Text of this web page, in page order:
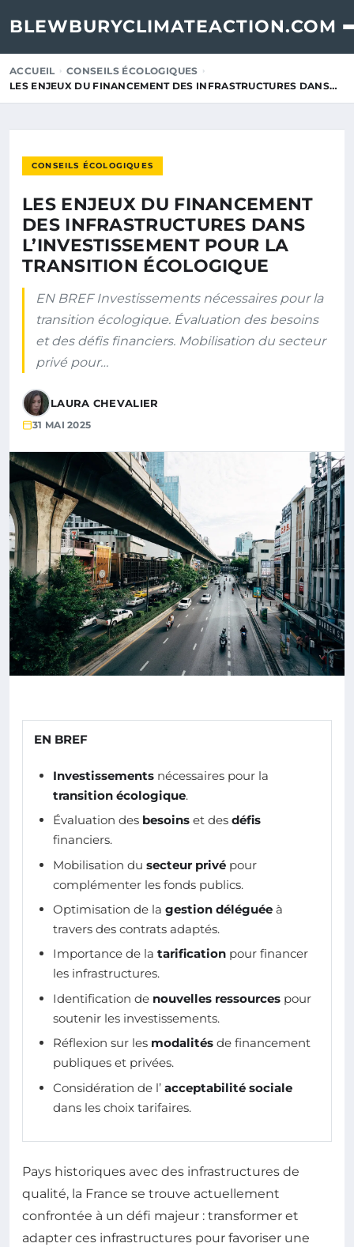
BLEWBURYCLIMATEACTION.COM
ACCUEIL
CONSEILS ÉCOLOGIQUES
LES ENJEUX DU FINANCEMENT DES INFRASTRUCTURES DANS…
CONSEILS ÉCOLOGIQUES
LES ENJEUX DU FINANCEMENT
DES INFRASTRUCTURES DANS
L’INVESTISSEMENT POUR LA
TRANSITION ÉCOLOGIQUE
EN BREF Investissements nécessaires pour la
transition écologique. Évaluation des besoins
et des défis financiers. Mobilisation du secteur
privé pour…
LAURA CHEVALIER
31 MAI 2025
EN BREF
Investissements nécessaires pour la
transition écologique.
Évaluation des besoins et des défis
financiers.
Mobilisation du secteur privé pour
complémenter les fonds publics.
Optimisation de la gestion déléguée à
travers des contrats adaptés.
Importance de la tarification pour financer
les infrastructures.
Identification de nouvelles ressources pour
soutenir les investissements.
Réflexion sur les modalités de financement
publiques et privées.
Considération de l’ acceptabilité sociale
dans les choix tarifaires.
Pays historiques avec des infrastructures de
qualité, la France se trouve actuellement
confrontée à un défi majeur : transformer et
adapter ces infrastructures pour favoriser une